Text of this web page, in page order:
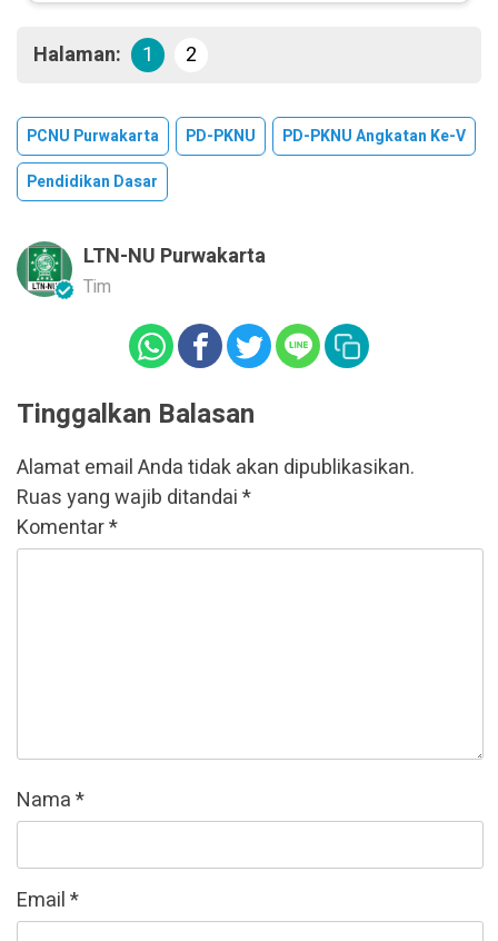
Halaman: 1 2
PCNU Purwakarta PD-PKNU
PD-PKNU Angkatan Ke-V
Pendidikan Dasar
LTN-NU Purwakarta
Tim
Tinggalkan Balasan
Alamat email Anda tidak akan dipublikasikan.
Ruas yang wajib ditandai*
Komentar*
Nama*
Email*